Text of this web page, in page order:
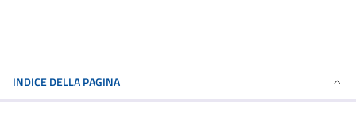
INDICE DELLA PAGINA